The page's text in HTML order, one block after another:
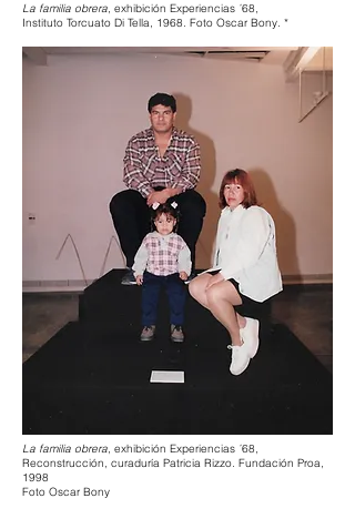
La familia obrera, exhibición Experiencias ´68,
Instituto Torcuato Di Tella, 1968. Foto Oscar Bony. *
La familia obrera, exhibición Experiencias ´68,
Reconstrucción, curaduría Patricia Rizzo. Fundación Proa,
1998
Foto Oscar Bony